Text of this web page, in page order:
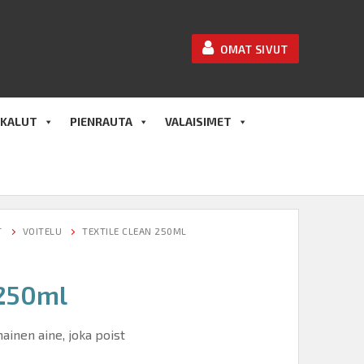
OMAT SIVUT
PIENRAUTA VALAISIMET
VOITELU TEXTILE CLEAN 250ML
aine, joka poist